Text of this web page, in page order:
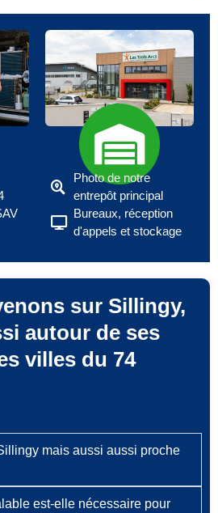
Photo de notre
entrepôt principal
Bureaux, réception
d'appels et stockage
sur Sillingy,
autour de ses
villes du 74
mais aussi aussi proche
est‑elle nécessaire pour